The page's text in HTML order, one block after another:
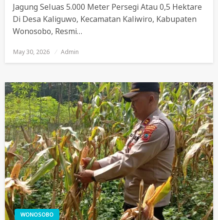
Jagung Seluas 5.000 Meter Persegi Atau 0,5 Hektare
Di Desa Kaliguwo, Kecamatan Kaliwiro, Kabupaten
Wonosobo, Resmi…
Posted
On
May 30, 2026 Admin
WONOSOBO